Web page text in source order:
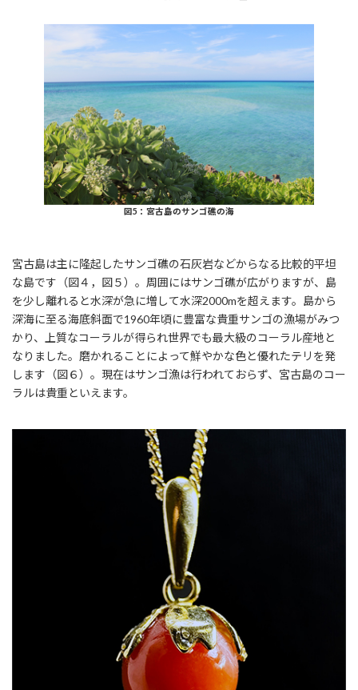
図5：宮古島のサンゴ礁の海
宮古島は主に隆起したサンゴ礁の石灰岩などからなる比較的平坦
な島です（図４，図５）。周囲にはサンゴ礁が広がりますが、島
を少し離れると水深が急に増して水深2000mを超えます。島から
深海に至る海底斜面で1960年頃に豊富な貴重サンゴの漁場がみつ
かり、上質なコーラルが得られ世界でも最大級のコーラル産地と
なりました。磨かれることによって鮮やかな色と優れたテリを発
します（図６）。現在はサンゴ漁は行われておらず、宮古島のコー
ラルは貴重といえます。